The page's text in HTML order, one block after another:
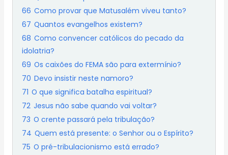
66 Como provar que Matusalém viveu tanto?
67 Quantos evangelhos existem?
68 Como convencer católicos do pecado da
idolatria?
69 Os caixões do FEMA são para extermínio?
70 Devo insistir neste namoro?
71 O que significa batalha espiritual?
72 Jesus não sabe quando vai voltar?
73 O crente passará pela tribulação?
74 Quem está presente: o Senhor ou o Espírito?
75 O pré-tribulacionismo está errado?